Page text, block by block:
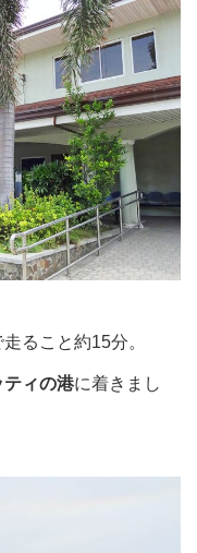
ること約15分。
ティの港に着きまし